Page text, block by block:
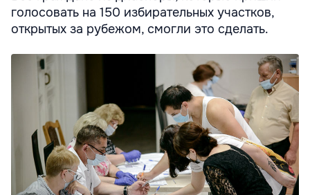
голосовать на 150 избирательных участков,
открытых за рубежом, смогли это сделать.